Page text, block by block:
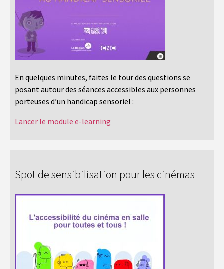
En quelques minutes, faites le tour des questions se
posant autour des séances accessibles aux personnes
porteuses d’un handicap sensoriel :
Lancer le module e-learning
Spot de sensibilisation pour les cinémas